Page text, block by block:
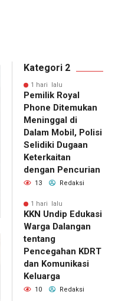
Kategori 2
1 hari lalu
Pemilik Royal
Phone Ditemukan
Meninggal di
Dalam Mobil, Polisi
Selidiki Dugaan
Keterkaitan
dengan Pencurian
13 Redaksi
1 hari lalu
KKN Undip Edukasi
Warga Dalangan
tentang
Pencegahan KDRT
dan Komunikasi
Keluarga
10 Redaksi